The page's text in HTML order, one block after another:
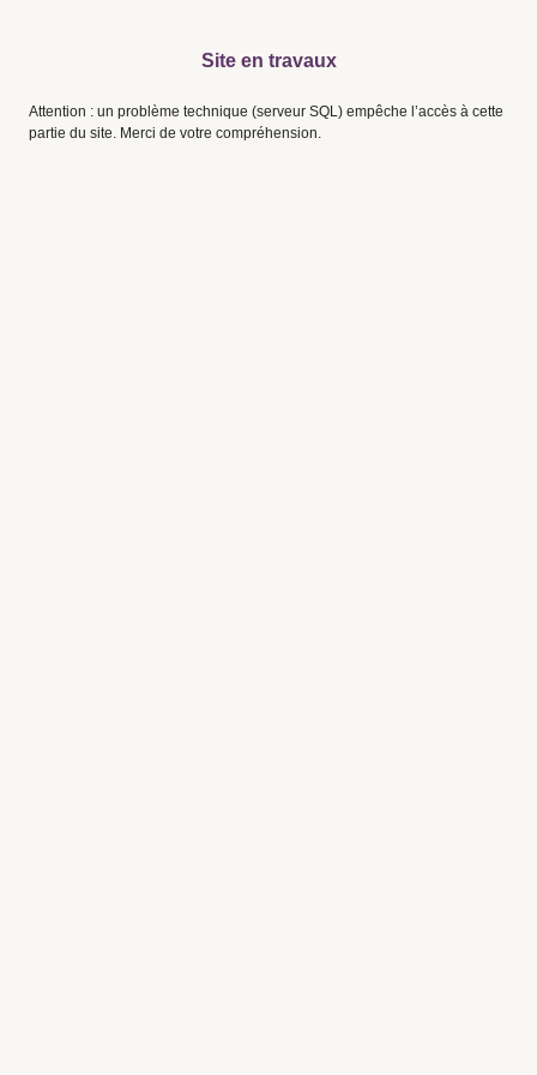
Site en travaux
Attention : un problème technique (serveur SQL) empêche l’accès à cette
partie du site. Merci de votre compréhension.